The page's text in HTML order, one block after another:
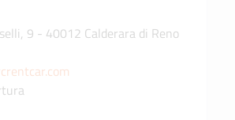
9 - 40012 Calderara di Reno